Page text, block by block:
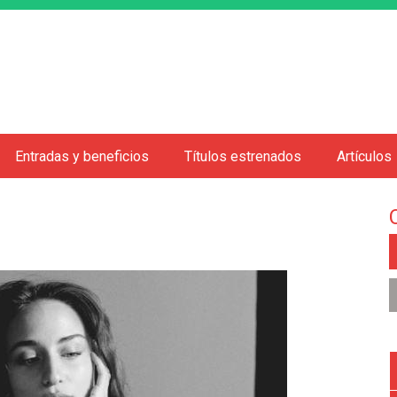
Entradas y beneficios Títulos estrenados Artículos